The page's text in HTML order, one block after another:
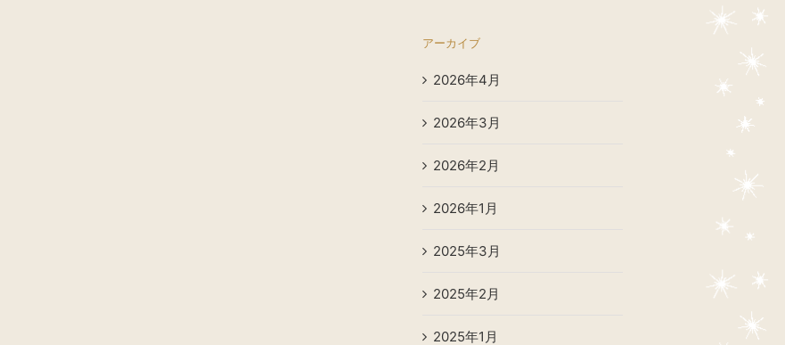
アーカイブ
2026年4月
2026年3月
2026年2月
2026年1月
2025年3月
2025年2月
2025年1月